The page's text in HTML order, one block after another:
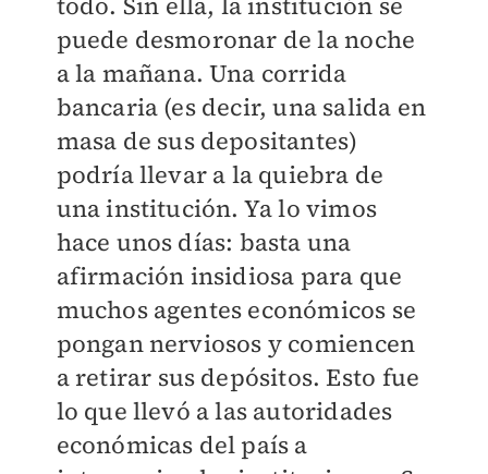
puede desmoronar de la noche
a la mañana. Una corrida
bancaria (es decir, una salida en
masa de sus depositantes)
podría llevar a la quiebra de
una institución. Ya lo vimos
hace unos días: basta una
afirmación insidiosa para que
muchos agentes económicos se
pongan nerviosos y comiencen
a retirar sus depósitos. Esto fue
lo que llevó a las autoridades
económicas del país a